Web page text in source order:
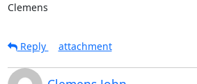
Clemens
Reply
attachment